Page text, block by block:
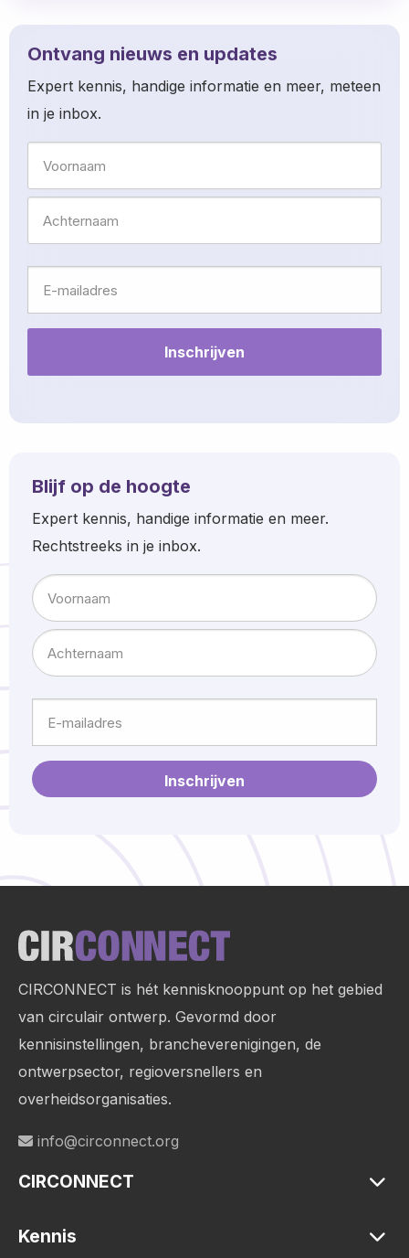
Ontvang nieuws en updates
Expert kennis, handige informatie en meer, meteen
in je inbox.
Blijf op de hoogte
Expert kennis, handige informatie en meer.
Rechtstreeks in je inbox.
Naam
Voornaam
Site
footer
CIRCONNECT is hét kennisknooppunt op het gebied
van circulair ontwerp. Gevormd door
kennisinstellingen, brancheverenigingen, de
ontwerpsector, regioversnellers en
overheidsorganisaties.
info@circonnect.org
CIRCONNECT
Kennis